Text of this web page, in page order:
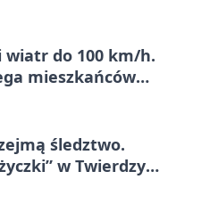
wiatr do 100 km/h.
mieszkańców
śledztwo.
w Twierdzy